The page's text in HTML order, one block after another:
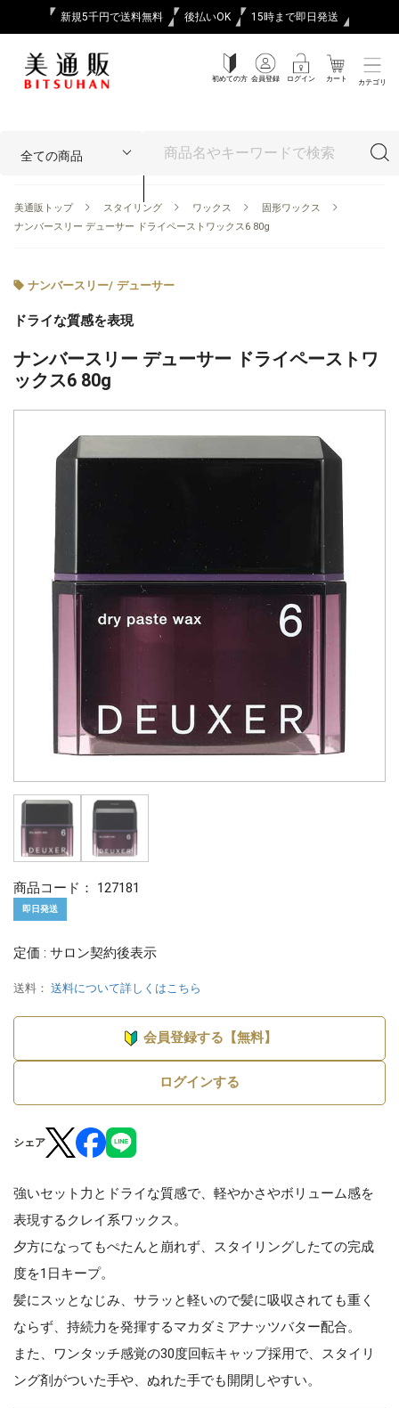
新規5千円で送料無料 後払いOK 15時まで即日発送
初めての方 会員登録 ログイン カート カテゴリ
美通販トップ スタイリング ワックス
固形ワックス
ナンバースリー デューサー ドライペーストワックス6 80g
ナンバースリー/ デューサー
ドライな質感を表現
ナンバースリー デューサー ドライペーストワ
ックス6 80g
商品コード： 127181
即日発送
定価 : サロン契約後表示
送料： 送料について詳しくはこちら
会員登録する【無料】
ログインする
シェア
強いセット力とドライな質感で、軽やかさやボリューム感を
表現するクレイ系ワックス。
夕方になってもぺたんと崩れず、スタイリングしたての完成
度を1日キープ。
髪にスッとなじみ、サラッと軽いので髪に吸収されても重く
ならず、持続力を発揮するマカダミアナッツバター配合。
また、ワンタッチ感覚の30度回転キャップ採用で、スタイリ
ング剤がついた手や、ぬれた手でも開閉しやすい。